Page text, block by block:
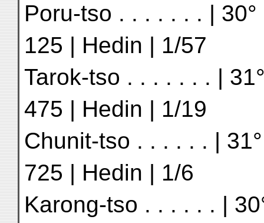
Poru-tso . . . . . . . | 30°
125 | Hedin | 1/57
Tarok-tso . . . . . . . |
475 | Hedin | 1/19
Chunit-tso . . . . . . |
725 | Hedin | 1/6
Karong-tso . . . . . . |